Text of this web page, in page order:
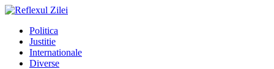
Politica
Justitie
Internationale
Diverse